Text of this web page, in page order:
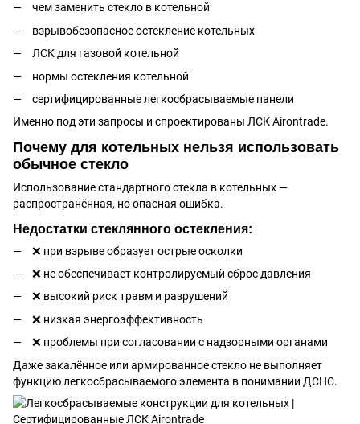
чем заменить стекло в котельной
взрывобезопасное остекление котельных
ЛСК для газовой котельной
нормы остекления котельной
сертифицированные легкосбрасываемые панели
Именно под эти запросы и спроектированы ЛСК Airontrade.
Почему для котельных нельзя использовать
обычное стекло
Использование стандартного стекла в котельных —
распространённая, но опасная ошибка.
Недостатки стеклянного остекления:
❌ при взрыве образует острые осколки
❌ не обеспечивает контролируемый сброс давления
❌ высокий риск травм и разрушений
❌ низкая энергоэффективность
❌ проблемы при согласовании с надзорными органами
Даже закалённое или армированное стекло не выполняет
функцию легкосбрасываемого элемента в понимании ДСНС.